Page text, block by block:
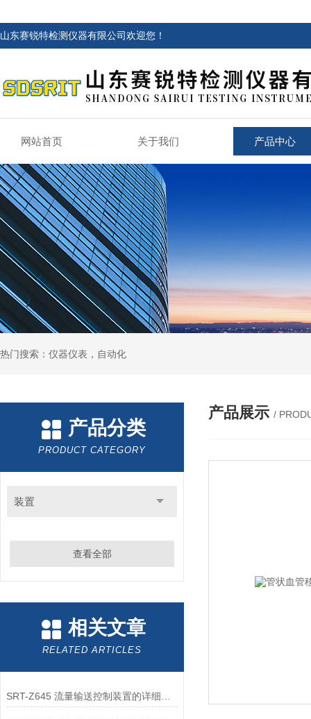
山东赛锐特检测仪器有限公司欢迎您！
网站首页 关于我们 产品中心
热门搜索：仪器仪表，自动化
产品分类
PRODUCT CATEGORY
装置
查看全部
相关文章
RELATED ARTICLES
产品展示 /